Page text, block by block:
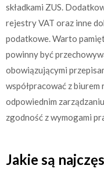
składkami ZUS.
rejestry VAT oraz inne
podatkowe. Warto
powinny być
obowiązującymi
współpracować z
odpowiednim
zgodność z wymogami
Jakie są